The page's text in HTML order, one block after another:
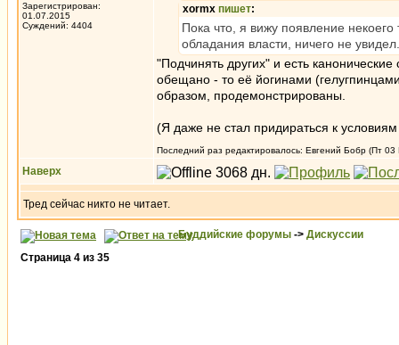
Зарегистрирован:
01.07.2015
Суждений: 4404
xormx пишет:
Пока что, я вижу появление
обладания власти, ничего не
"Подчинять других" и есть
обещано - то её йогинами
образом, продемонстрированы.
(Я даже не стал придираться к
Последний раз редактировалось: Евгений Бобр (Пт
Наверх
Тред сейчас никто не читает.
Буддийские форумы -> Дискуссии
Страница 4 из 35